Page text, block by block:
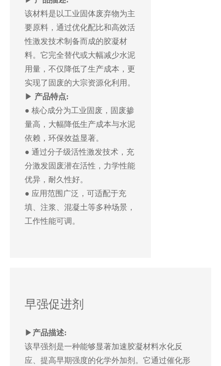
该材料是以工业固体废弃物为主
要原料，通过优化配比和高效活
性激发技术制备而成的胶凝材
料。它完全替代或大幅减少水泥
用量，不仅降低了生产成本，更
实现了固废的大宗资源化利用。
▶ 产品特点:
● 核心成分为工业固废，固废掺
量高，大幅降低生产成本与水泥
依赖，环保效益显著。
● 通过分子级活性激发技术，充
分激发固废潜在活性，力学性能
优异，耐久性好。
● 应用范围广泛，可适配于充
填、注浆、混凝土等多种场景，
工作性能可调。
早强促进剂
▶ 产品描述:
该早强剂是一种能够显著加速胶凝材料水化反
应、提高早期强度的化学外加剂。它通过催化形